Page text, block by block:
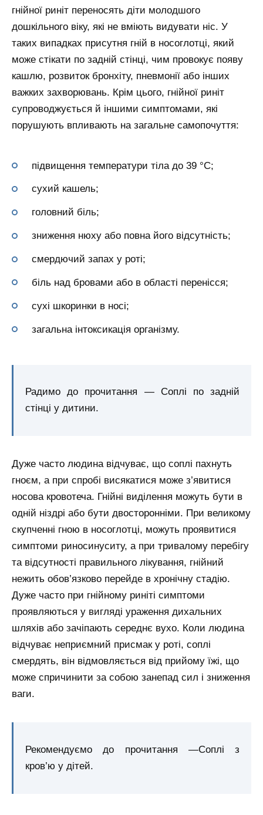
гнійної риніт переносять діти молодшого
дошкільного віку, які не вміють видувати ніс. У
таких випадках присутня гній в носоглотці, який
може стікати по задній стінці, чим провокує появу
кашлю, розвиток бронхіту, пневмонії або інших
важких захворювань. Крім цього, гнійної риніт
супроводжується й іншими симптомами, які
порушують впливають на загальне самопочуття:
підвищення температури тіла до 39 °C;
сухий кашель;
головний біль;
зниження нюху або повна його відсутність;
смердючий запах у роті;
біль над бровами або в області перенісся;
сухі шкоринки в носі;
загальна інтоксикація організму.
Радимо до прочитання — Соплі по задній
стінці у дитини.
Дуже часто людина відчуває, що соплі пахнуть
гноєм, а при спробі висякатися може з’явитися
носова кровотеча. Гнійні виділення можуть бути в
одній ніздрі або бути двосторонніми. При великому
скупченні гною в носоглотці, можуть проявитися
симптоми риносинуситу, а при тривалому перебігу
та відсутності правильного лікування, гнійний
нежить обов’язково перейде в хронічну стадію.
Дуже часто при гнійному риніті симптоми
проявляються у вигляді ураження дихальних
шляхів або зачіпають середнє вухо. Коли людина
відчуває неприємний присмак у роті, соплі
смердять, він відмовляється від прийому їжі, що
може спричинити за собою занепад сил і зниження
ваги.
Рекомендуємо до прочитання —Соплі з
кров’ю у дітей.